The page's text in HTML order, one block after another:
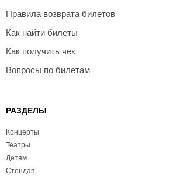
Правила возврата билетов
Как найти билеты
Как получить чек
Вопросы по билетам
РАЗДЕЛЫ
Концерты
Театры
Детям
Стендап